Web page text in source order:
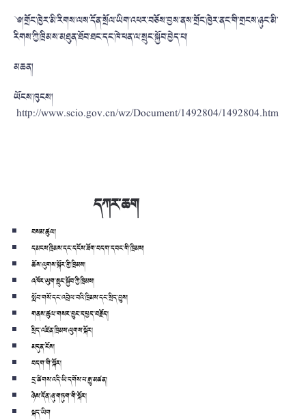
༄།གྲོང་ཁྱེར་མི་རིགས་ལས་དོན་སྲོལ་ཡིག་འཕར་བཅོས་བྱས་ནས་གྲོང་ཁྱེར་ནང་གི་གྲངས་ཉུང་མི་
རིགས་ཀྱི་ཁྲིམས་མཐུན་ཐོབ་ཐང་དང་ཁེ་ཕན་ལ་སྲུང་སྐྱོབ་བྱེད་པ།
མཆན།
ཡོངས་ཁུངས།
http://www.scio.gov.cn/wz/Document/1492804/1492804.htm
དཀར་ཆག
བསམ་ཚུལ།
དམངས་ཁྲིམས་དང་དངོས་ཟོག་བདག་དབང་གི་ཁྲིམས།
ཆོས་ལུགས་སྐོར་གྱི་ཁྲིམས།
འཁོར་ཡུག་སྲུང་སྐྱོབ་ཀྱི་ཁྲིམས།
སློབ་གསོ་དང་འབྲེལ་བའི་ཁྲིམས་དང་སྲིད་བྱུས།
གནས་ཚུལ་གསར་བྱུང་དཔྱད་བརྗོད།
སྲིད་འཛིན་ཁྲིམས་ལུགས་སྐོར།
མདུན་ངོས།
བདག་གི་སྐོར།
དྲ་ཚིགས་འདི་ཡི་དགོས་པ་རྒྱུ་མཚན།
ཉེས་དོན་ཞུ་གཏུག་གི་སྐོར།
སྐད་ཡིག